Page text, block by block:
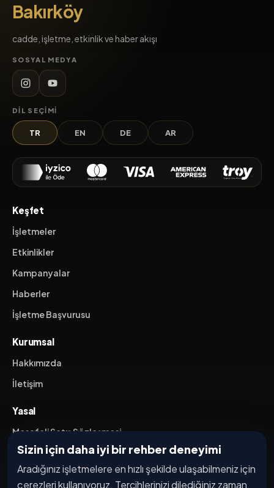
Sizin için daha iyi bir rehber deneyimi
Aradığınız işletmelere en hızlı şekilde ulaşabilmeniz için
çerezleri kullanıyoruz. Tercihlerinizi dilediğiniz zaman
Bakırköy
cadde, işletme, etkinlik ve haber akışı
SOSYAL MEDYA
DIL SEÇIMI
TR EN DE AR
Keşfet
İşletmeler
Etkinlikler
Kampanyalar
Haberler
İşletme Başvurusu
Kurumsal
Hakkımızda
İletişim
Yasal
Mesafeli Satış Sözleşmesi
İptal / İade Koşulları
Hizmet Şartları